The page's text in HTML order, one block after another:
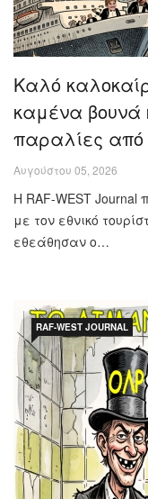
Καλό
καμένα
παραλίες από
Αυγούστου 05, 2026
Η RAF-WEST Journal
με τον εθνικό
εθεάθησαν ο…
RAF-WEST JOURNAL